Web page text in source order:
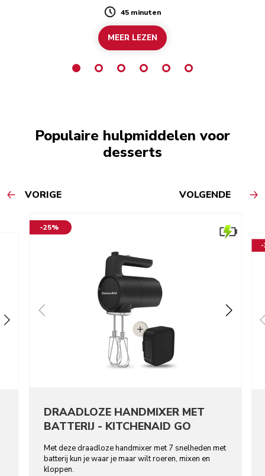
Duration
45 minuten
MEER LEZEN
Populaire hulpmiddelen voor
desserts
VORIGE VOLGENDE
-25%
DRAADLOZE HANDMIXER MET
BATTERIJ - KITCHENAID GO
Met deze draadloze handmixer met 7 snelheden met
batterij kun je waar je maar wilt roeren, mixen en
kloppen.
-